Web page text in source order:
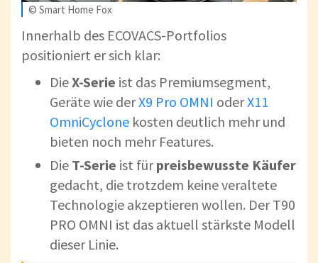
© Smart Home Fox
Innerhalb des ECOVACS-Portfolios
positioniert er sich klar:
DieX-Serie ist das Premiumsegment,
Geräte wie derX9 Pro OMNI oderX11
OmniCyclone kosten deutlich mehr und
bieten noch mehr Features.
Die T-Serie ist fürpreisbewusste Käufer
gedacht, die trotzdem keine veraltete
Technologie akzeptieren wollen. Der T90
PRO OMNI ist das aktuell stärkste Modell
dieser Linie.